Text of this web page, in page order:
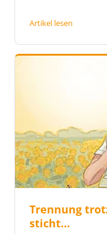
Artikel lesen
Trennung
sticht…